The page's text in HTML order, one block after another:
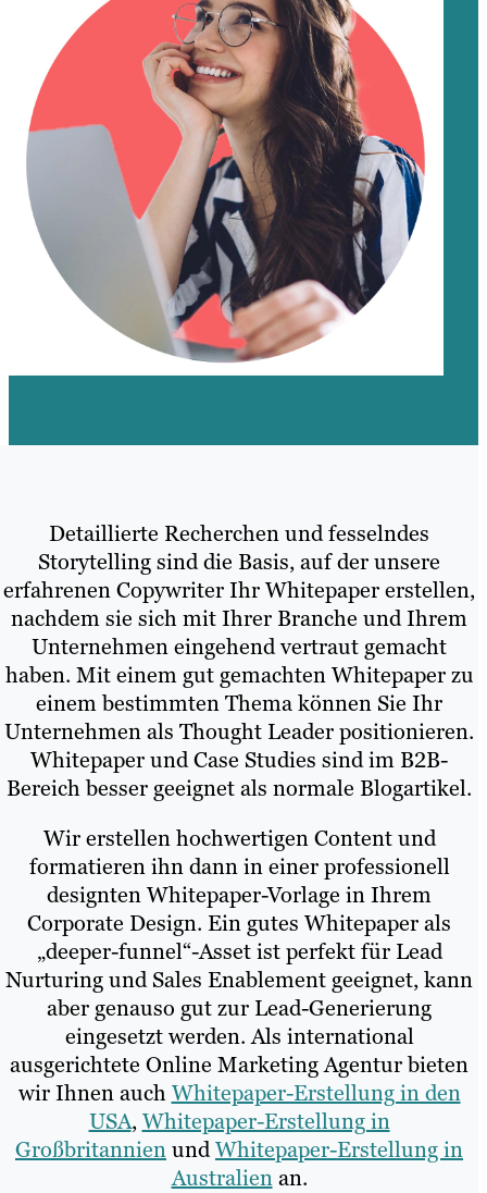
Detaillierte Recherchen und fesselndes
Storytelling sind die Basis, auf der unsere
erfahrenen Copywriter Ihr Whitepaper erstellen,
nachdem sie sich mit Ihrer Branche und Ihrem
Unternehmen eingehend vertraut gemacht
haben. Mit einem gut gemachten Whitepaper zu
einem bestimmten Thema können Sie Ihr
Unternehmen als Thought Leader positionieren.
Whitepaper und Case Studies sind im B2B-
Bereich besser geeignet als normale Blogartikel.
Wir erstellen hochwertigen Content und
formatieren ihn dann in einer professionell
designten Whitepaper-Vorlage in Ihrem
Corporate Design. Ein gutes Whitepaper als
„deeper-funnel“-Asset ist perfekt für Lead
Nurturing und Sales Enablement geeignet, kann
aber genauso gut zur Lead-Generierung
eingesetzt werden. Als international
ausgerichtete Online Marketing Agentur bieten
wir Ihnen auchWhitepaper-Erstellung in den
USA,Whitepaper-Erstellung in
GroßbritannienundWhitepaper-Erstellung in
Australienan.